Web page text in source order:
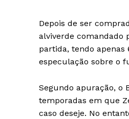
Depois de ser
alviverde comandado
partida, tendo
especulação sobre o
Segundo apuração, o
temporadas em que
caso deseje. No